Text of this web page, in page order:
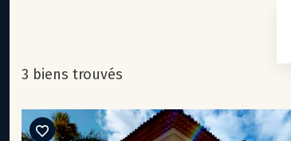
3 biens trouvés